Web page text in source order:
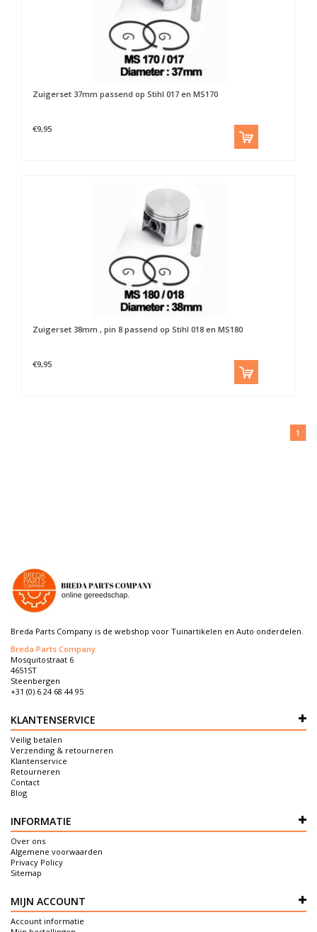
Zuigerset 37mm passend op Stihl 017 en MS170
€9,95
Zuigerset 38mm , pin 8 passend op Stihl 018 en MS180
€9,95
1
Breda Parts Company is de webshop voor Tuinartikelen en Auto onderdelen.
Breda Parts Company
Mosquitostraat 6
4651ST
Steenbergen
+31 (0) 6 24 68 44 95
KLANTENSERVICE
Veilig betalen
Verzending & retourneren
Klantenservice
Retourneren
Contact
Blog
INFORMATIE
Over ons
Algemene voorwaarden
Privacy Policy
Sitemap
MIJN ACCOUNT
Account informatie